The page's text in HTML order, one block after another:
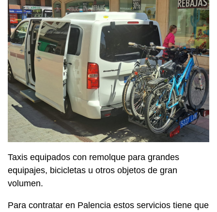
Taxis equipados con remolque para grandes
equipajes, bicicletas u otros objetos de gran
volumen.
Para contratar en Palencia estos servicios tiene que